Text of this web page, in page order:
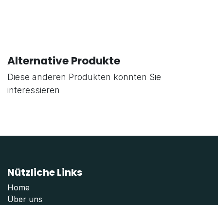
Alternative Produkte
Diese anderen Produkten könnten Sie
interessieren
Nützliche Links
Home
Über uns